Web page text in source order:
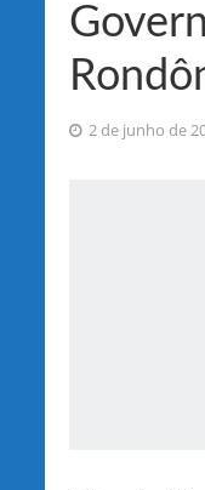
2 de junho de